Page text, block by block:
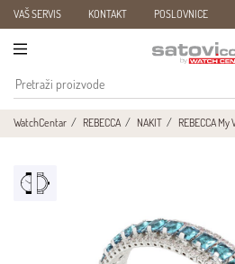
VAŠ SERVIS KONTAKT POSLOVNICE
WatchCentar REBECCA NAKIT REBECCA My